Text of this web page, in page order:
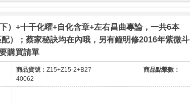
）+十干化曜+自化含章+左右昌曲專論，一共6本
）；蔡家秘訣均在內哦，另有鐘明修2016年紫微斗
購買請單
商品貨號： Z15+Z15-2+B27
商品點擊數：
40062